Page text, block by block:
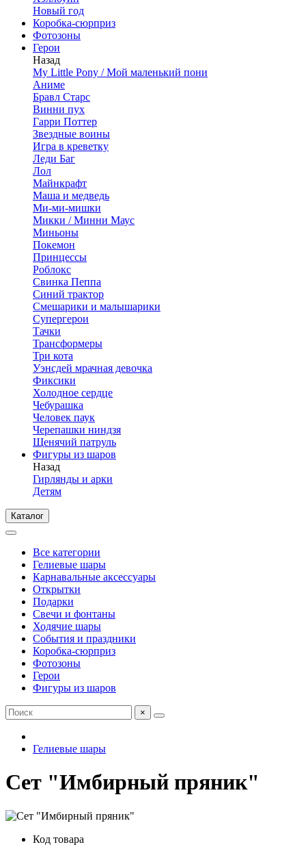
Новый год
Коробка-сюрприз
Фотозоны
Герои
Назад
My Little Pony / Мой маленький пони
Аниме
Бравл Старс
Винни пух
Гарри Поттер
Звездные воины
Игра в креветку
Леди Баг
Лол
Майнкрафт
Маша и медведь
Ми-ми-мишки
Микки / Минни Маус
Миньоны
Покемон
Принцессы
Роблокс
Свинка Пеппа
Синий трактор
Смешарики и малышарики
Супергерои
Тачки
Трансформеры
Три кота
Уэнсдей мрачная девочка
Фиксики
Холодное сердце
Чебурашка
Человек паук
Черепашки ниндзя
Щенячий патруль
Фигуры из шаров
Назад
Гирлянды и арки
Детям
Каталог
Все категории
Гелиевые шары
Карнавальные аксессуары
Открытки
Подарки
Свечи и фонтаны
Ходячие шары
События и праздники
Коробка-сюрприз
Фотозоны
Герои
Фигуры из шаров
×
Гелиевые шары
Сет "Имбирный пряник"
Код товара